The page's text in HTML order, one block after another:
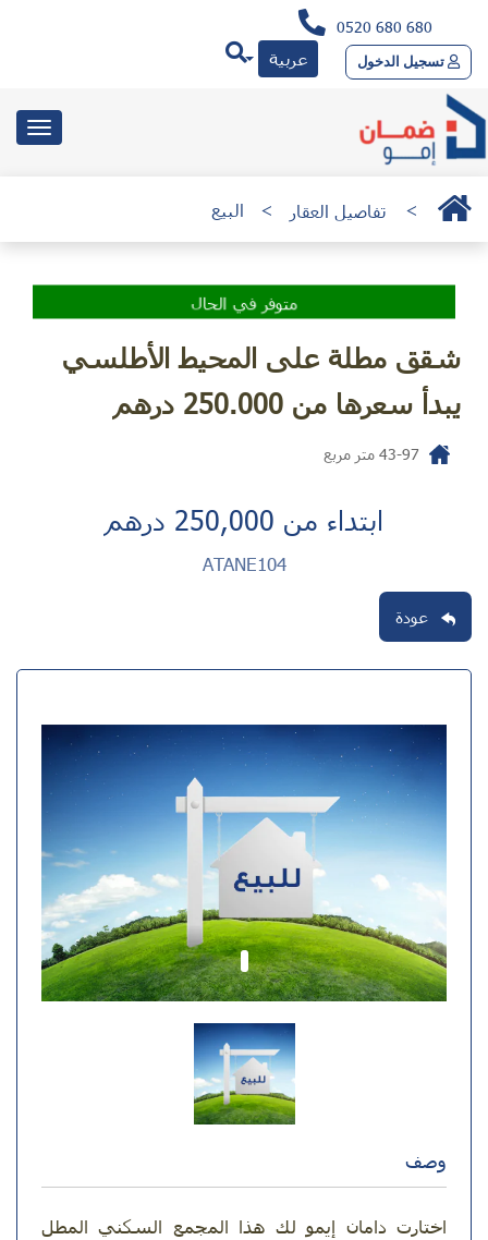
0520 680 680
تسجيل الدخول
عربية
> تفاصيل العقار > البيع
متوفر في الحال
شقق مطلة على المحيط الأطلسي
يبدأ سعرها من 250.000 درهم
متر مربع
ابتداء من 250,000 درهم
ATANE104
عودة
وصف
اختارت دامان إيمو لك هذا المجمع السكني المطل